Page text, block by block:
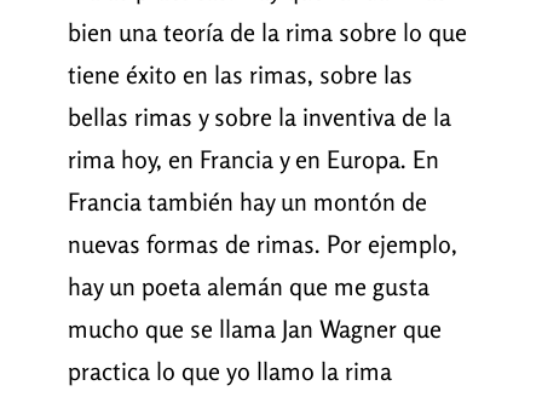
bien una teoría de la rima sobre lo que
tiene éxito en las rimas, sobre las
bellas rimas y sobre la inventiva de la
rima hoy, en Francia y en Europa. En
Francia también hay un montón de
nuevas formas de rimas. Por ejemplo,
hay un poeta alemán que me gusta
mucho que se llama Jan Wagner que
practica lo que yo llamo la rima